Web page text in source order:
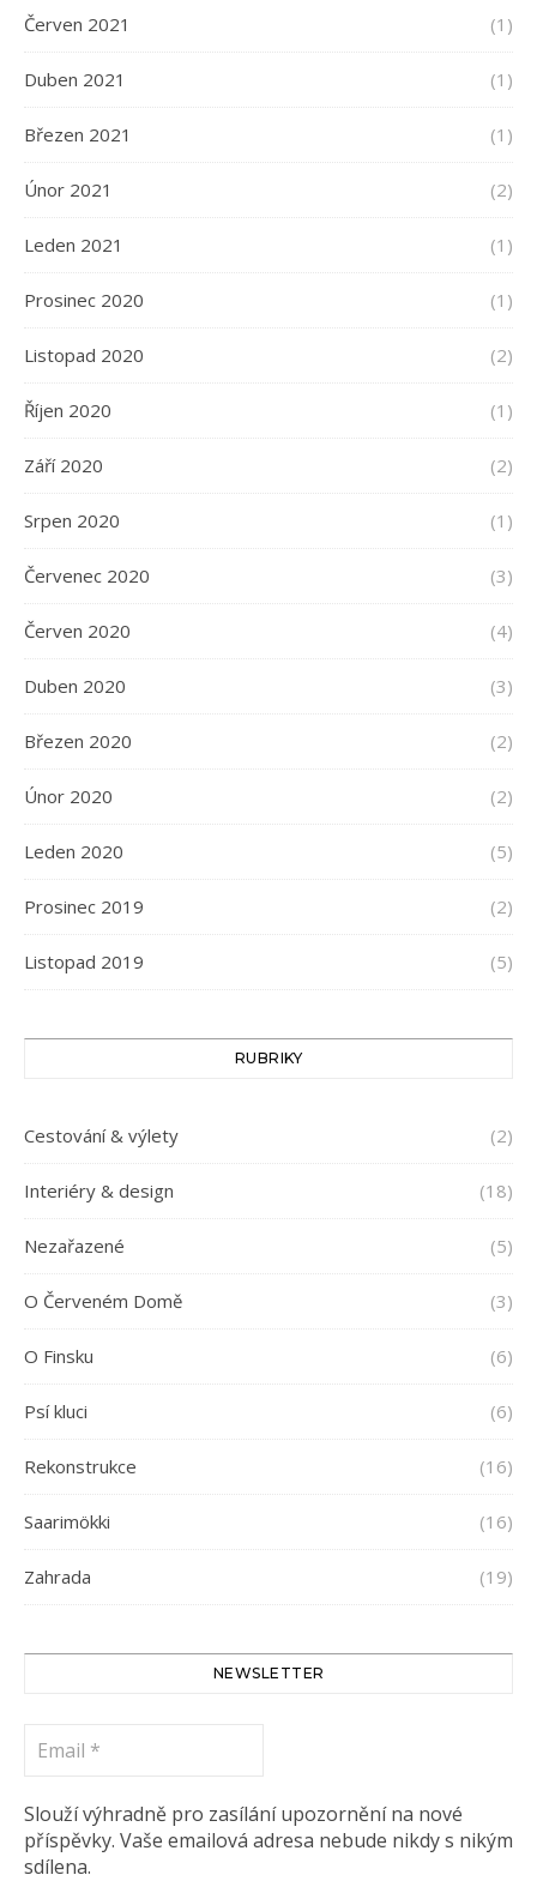
Červen 2021 (1)
Duben 2021 (1)
Březen 2021 (1)
Únor 2021 (2)
Leden 2021 (1)
Prosinec 2020 (1)
Listopad 2020 (2)
Říjen 2020 (1)
Září 2020 (2)
Srpen 2020 (1)
Červenec 2020 (3)
Červen 2020 (4)
Duben 2020 (3)
Březen 2020 (2)
Únor 2020 (2)
Leden 2020 (5)
Prosinec 2019 (2)
Listopad 2019 (5)
RUBRIKY
Cestování & výlety (2)
Interiéry & design (18)
Nezařazené (5)
O Červeném Domě (3)
O Finsku (6)
Psí kluci (6)
Rekonstrukce (16)
Saarimökki (16)
Zahrada (19)
NEWSLETTER
Slouží výhradně pro zasílání upozornění na nové
příspěvky. Vaše emailová adresa nebude nikdy s nikým
sdílena.